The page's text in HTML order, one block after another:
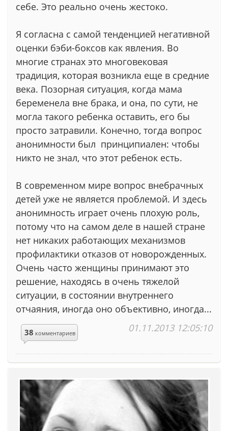
себе. Это реально очень жестоко.
Я согласна с самой тенденцией негативной
оценки бэби-боксов как явления. Во
многие странах это многовековая
традиция, которая возникла еще в средние
века. Позорная ситуация, когда мама
беременела вне брака, и она, по сути, не
могла такого ребенка оставить, его бы
просто затравили. Конечно, тогда вопрос
анонимности был принципиален: чтобы
никто не знал, что этот ребенок есть.
В современном мире вопрос внебрачных
детей уже не является проблемой. И здесь
анонимность играет очень плохую роль,
потому что на самом деле в нашей стране
нет никаких работающих механизмов
профилактики отказов от новорожденных.
Очень часто женщины принимают это
решение, находясь в очень тяжелой
ситуации, в состоянии внутреннего
отчаяния, иногда оно объективно, иногда...
38 комментариев 01.11.2013 12:05:10